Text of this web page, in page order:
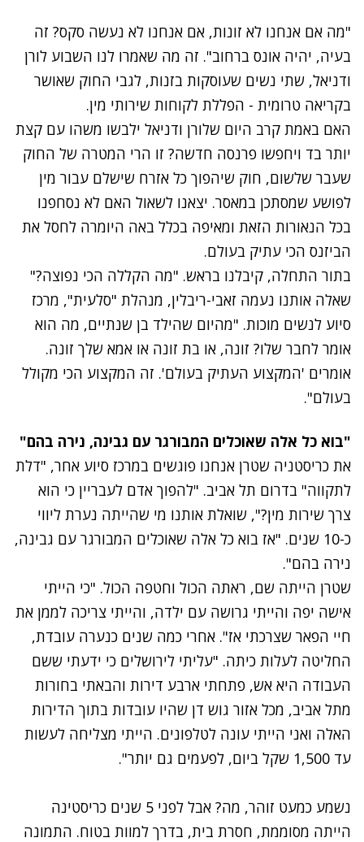
"מה אם אנחנו לא זונות, אם אנחנו לא נעשה סקס? זה
בעיה, יהיה אונס ברחוב". זה מה שאמרו לנו השבוע לורן
ודניאל, שתי נשים שעוסקות בזנות, לגבי החוק שאושר
בקריאה טרומית - הפללת לקוחות שירותי מין.
האם באמת קרב היום שלורן ודניאל ילבשו משהו עם קצת
יותר בד ויחפשו פרנסה חדשה? זו הרי המטרה של החוק
שעבר שלשום, חוק שיהפוך כל אזרח שישלם עבור מין
לפושע שמסתכן במאסר. יצאנו לשאול האם לא נסחפנו
בכל הנאורות הזאת ומאיפה בכלל באה היומרה לחסל את
הביזנס הכי עתיק בעולם.
בתור התחלה, קיבלנו בראש. "מה הקללה הכי נפוצה?"
שאלה אותנו נעמה זאבי-ריבלין, מנהלת "סלעית", מרכז
סיוע לנשים מוכות. "מהיום שהילד בן שנתיים, מה הוא
אומר לחבר שלו? זונה, או בת זונה או אמא שלך זונה.
אומרים 'המקצוע העתיק בעולם'. זה המקצוע הכי מקולל
בעולם".
"בוא כל אלה שאוכלים המבורגר עם גבינה, נירה בהם"
את כריסטניה שטרן אנחנו פוגשים במרכז סיוע אחר, "דלת
לתקווה" בדרום תל אביב. "להפוך אדם לעבריין כי הוא
צרך שירות מין?", שואלת אותנו מי שהייתה נערת ליווי
כ-10 שנים. "אז בוא כל אלה שאוכלים המבורגר עם גבינה,
נירה בהם".
שטרן הייתה שם, ראתה הכול וחטפה הכול. "כי הייתי
אישה יפה והייתי גרושה עם ילדה, והייתי צריכה לממן את
חיי הפאר שצרכתי אז". אחרי כמה שנים כנערה עובדת,
החליטה לעלות כיתה. "עליתי לירושלים כי ידעתי ששם
העבודה היא אש, פתחתי ארבע דירות והבאתי בחורות
מתל אביב, מכל אזור גוש דן שהיו עובדות בתוך הדירות
האלה ואני הייתי עונה לטלפונים. הייתי מצליחה לעשות
עד 1,500 שקל ביום, לפעמים גם יותר".
נשמע כמעט זוהר, מה? אבל לפני 5 שנים כריסטינה
הייתה מסוממת, חסרת בית, בדרך למוות בטוח. התמונה